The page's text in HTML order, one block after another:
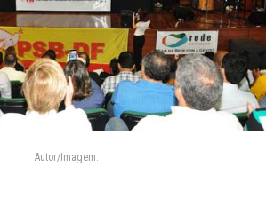
Autor/Imagem: